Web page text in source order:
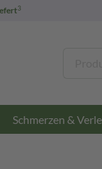
3
Schmerzen &